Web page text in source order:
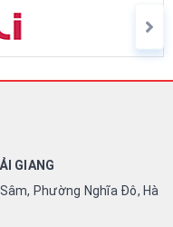
GIANG
Phường Nghĩa Đô, Hà